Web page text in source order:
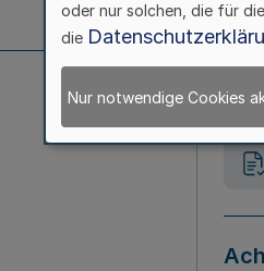
oder nur solchen, die für
die
Nur notwendige Cookies